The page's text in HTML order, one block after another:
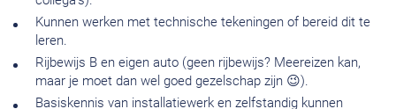
Kunnen werken met technische tekeningen of bereid dit te
leren.
Rijbewijs B en eigen auto (geen rijbewijs? Meereizen kan,
maar je moet dan wel goed gezelschap zijn 😉).
Basiskennis van installatiewerk en zelfstandig kunnen